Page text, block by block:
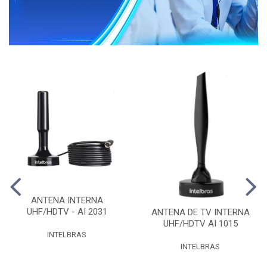
ANTENA INTERNA
UHF/HDTV - AI 2031
INTELBRAS
ANTENA DE TV INTERNA
UHF/HDTV AI 1015
INTELBRAS